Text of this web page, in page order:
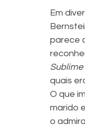
Em
parece
quais
O que
marido
o